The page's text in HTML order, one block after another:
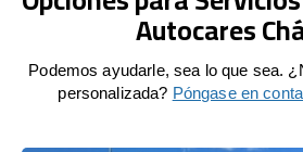
Autocares
Podemos ayudarle, sea lo que sea.
personalizada? Póngase en